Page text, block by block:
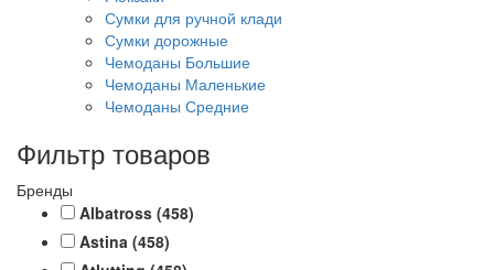
Сумки для ручной клади
Сумки дорожные
Чемоданы Большие
Чемоданы Маленькие
Чемоданы Средние
Фильтр товаров
Бренды
Albatross (458)
Astina (458)